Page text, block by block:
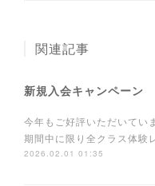
関連記事
新規入会キャンペーン
今年もご好評いただいてい
期間中に限り全クラス体験
2026.02.01 01:35